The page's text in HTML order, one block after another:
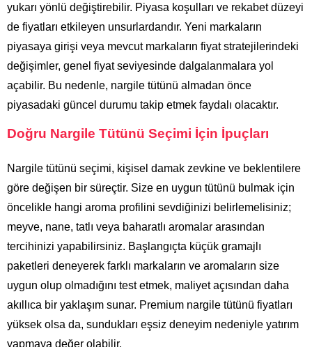
yukarı yönlü değiştirebilir. Piyasa koşulları ve rekabet düzeyi
de fiyatları etkileyen unsurlardandır. Yeni markaların
piyasaya girişi veya mevcut markaların fiyat stratejilerindeki
değişimler, genel fiyat seviyesinde dalgalanmalara yol
açabilir. Bu nedenle, nargile tütünü almadan önce
piyasadaki güncel durumu takip etmek faydalı olacaktır.
Doğru Nargile Tütünü Seçimi İçin İpuçları
Nargile tütünü seçimi, kişisel damak zevkine ve beklentilere
göre değişen bir süreçtir. Size en uygun tütünü bulmak için
öncelikle hangi aroma profilini sevdiğinizi belirlemelisiniz;
meyve, nane, tatlı veya baharatlı aromalar arasından
tercihinizi yapabilirsiniz. Başlangıçta küçük gramajlı
paketleri deneyerek farklı markaların ve aromaların size
uygun olup olmadığını test etmek, maliyet açısından daha
akıllıca bir yaklaşım sunar. Premium nargile tütünü fiyatları
yüksek olsa da, sundukları eşsiz deneyim nedeniyle yatırım
yapmaya değer olabilir.